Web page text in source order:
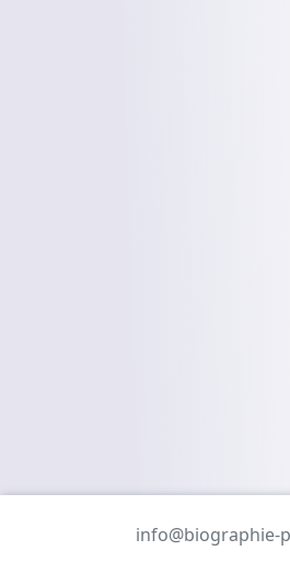
info@biographie-